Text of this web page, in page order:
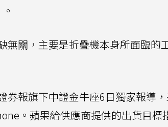
無關，主要是折疊機本身所面臨的
券報旗下中證金牛座6日獨家報導
。蘋果給供應商提供的出貨目標